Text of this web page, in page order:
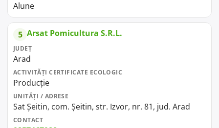
Alune
5 Arsat Pomicultura S.R.L.
JUDEȚ
Arad
ACTIVITĂȚI CERTIFICATE ECOLOGIC
Producție
UNITĂȚI / ADRESE
Sat Șeitin, com. Șeitin, str. Izvor, nr. 81, jud. Arad
CONTACT